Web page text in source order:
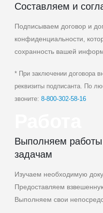
Составляем и
Подписываем договор и
конфиденциальности,
сохранность вашей
* При заключении договора
реквизиты подписанта. По
звоните: 8‑800‑302‑58‑16
Выполняем
задачам
Изучаем необходимую
Предоставляем
Выполняем свои